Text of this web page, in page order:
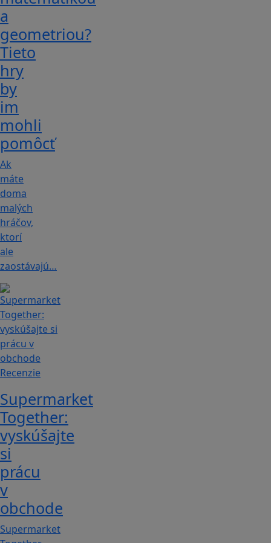
a
geometriou?
Tieto
hry
by
im
mohli
pomôcť
Ak
máte
doma
malých
hráčov,
ktorí
ale
zaostávajú…
Recenzie
Supermarket
Together:
vyskúšajte
si
prácu
v
obchode
Supermarket